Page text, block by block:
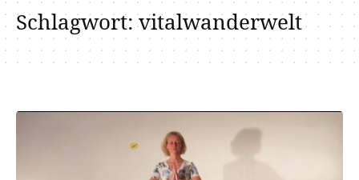
Schlagwort:vitalwanderwelt